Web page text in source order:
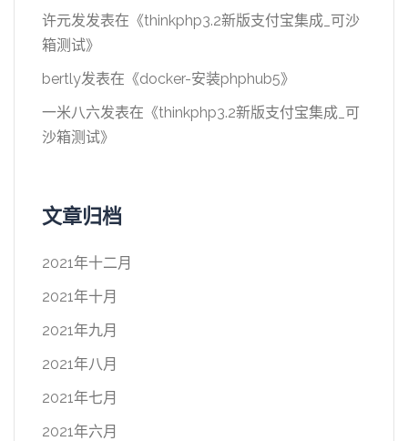
许元发发表在《thinkphp3.2新版支付宝集成_可沙
箱测试》
bertly发表在《docker-安装phphub5》
一米八六发表在《thinkphp3.2新版支付宝集成_可
沙箱测试》
文章归档
2021年十二月
2021年十月
2021年九月
2021年八月
2021年七月
2021年六月